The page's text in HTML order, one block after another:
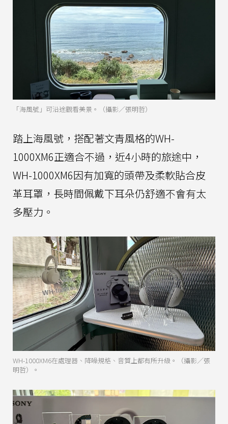
「海風號」可沿途觀看美景。（攝影／張明哲）
踏上海風號，搭配著文青風格的WH-
1000XM6正適合不過，近4小時的旅途中，
WH-1000XM6因有加寬的頭帶及柔軟貼合皮
革耳罩，長時間佩戴下耳朵仍舒適不會有太
多壓力。
WH-1000XM6在處理器、降噪規格、音質上都有所升級。（攝影／張
明哲）。